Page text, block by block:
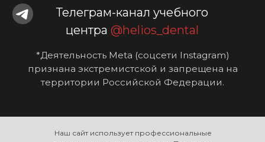
Наш сайт использует профессиональные